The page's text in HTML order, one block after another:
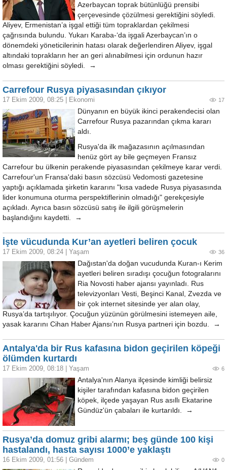
Azerbaycan toprak bütünlüğü prensibi
çerçevesinde çözülmesi gerektiğini söyledi.
Aliyev, Ermenistan’a işgal ettiği tüm topraklardan çekilmesi
çağrısında bulundu. Yukarı Karaba-‘da işgali Azerbaycan’ın o
dönemdeki yöneticilerinin hatası olarak değerlendiren Aliyev, işgal
altındaki toprakların her an geri alınabilmesi için ordunun hazır
olması gerektiğini söyledi. →
Carrefour Rusya piyasasından çıkıyor
17 Ekim 2009, 08:25 Ekonomi 17
Dünyanın en büyük ikinci perakendecisi olan
Carrefour Rusya pazarından çıkma kararı
aldı.
Rusya'da ilk mağazasının açılmasından
henüz gört ay bile geçmeyen Fransız
Carrefour bu ülkenin perakende piyasasından çekilmeye karar verdi.
Carrefour'un Fransa'daki basın sözcüsü Vedomosti gazetesine
yaptığı açıklamada şirketin kararını "kısa vadede Rusya piyasasında
lider konumuna oturma perspektiflerinin olmadığı" gerekçesiyle
açıkladı. Ayrıca basın sözcüsü satış ile ilgili görüşmelerin
başlandığını kaydetti. →
İşte vücudunda Kur’an ayetleri beliren çocuk
17 Ekim 2009, 08:24 Yaşam 36
Dağıstan'da doğan vucudunda Kuran-ı Kerim
ayetleri beliren sıradışı çocuğun fotogralarını
Ria Novosti haber ajansı yayınladı. Rus
televizyonları Vesti, Beşinci Kanal, Zvezda ve
bir çok internet sitesinde yer alan olay,
Rusya’da tartışılıyor. Çocuğun yüzünün görülmesini istemeyen aile,
yasak kararını Cihan Haber Ajansı’nın Rusya partneri için bozdu. →
Antalya'da bir Rus kafasına bidon geçirilen köpeği
ölümden kurtardı
17 Ekim 2009, 08:18 Yaşam 6
Antalya'nın Alanya ilçesinde kimliği belirsiz
kişiler tarafından kafasına bidon geçirilen
köpek, ilçede yaşayan Rus asıllı Ekatarine
Gündüz'ün çabaları ile kurtarıldı. →
Rusya’da domuz gribi alarmı; beş günde 100 kişi
hastalandı, hasta sayısı 1000’e yaklaştı
16 Ekim 2009, 01:56 Gündem 0